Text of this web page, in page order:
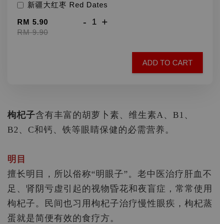
新疆大红枣 Red Dates
RM 5.90
RM 9.90
- +
ADD TO CART
枸杞子含有丰富的胡萝卜 素、维生素A、B1、
B2、C和钙、铁等眼睛保健的必需营养。
明目
擅长明目，所以俗称“明眼子”。老中医治疗肝血不
足、肾阴亏虚引起的视物昏花和夜盲症，常常使用
枸杞子 。民间也习用枸杞子治疗慢性眼疾，枸杞蒸
蛋就是简便有效的食疗方。